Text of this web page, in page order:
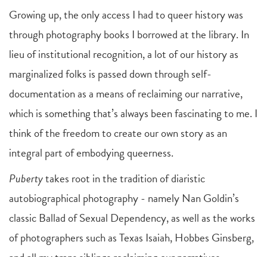
Growing up, the only access I had to queer history was
through photography books I borrowed at the library. In
lieu of institutional recognition, a lot of our history as
marginalized folks is passed down through self-
documentation as a means of reclaiming our narrative,
which is something that’s always been fascinating to me. I
think of the freedom to create our own story as an
integral part of embodying queerness.
Pubertytakes root in the tradition of diaristic
autobiographical photography - namely Nan Goldin’s
classic Ballad of Sexual Dependency, as well as the works
of photographers such as Texas Isaiah, Hobbes Ginsberg,